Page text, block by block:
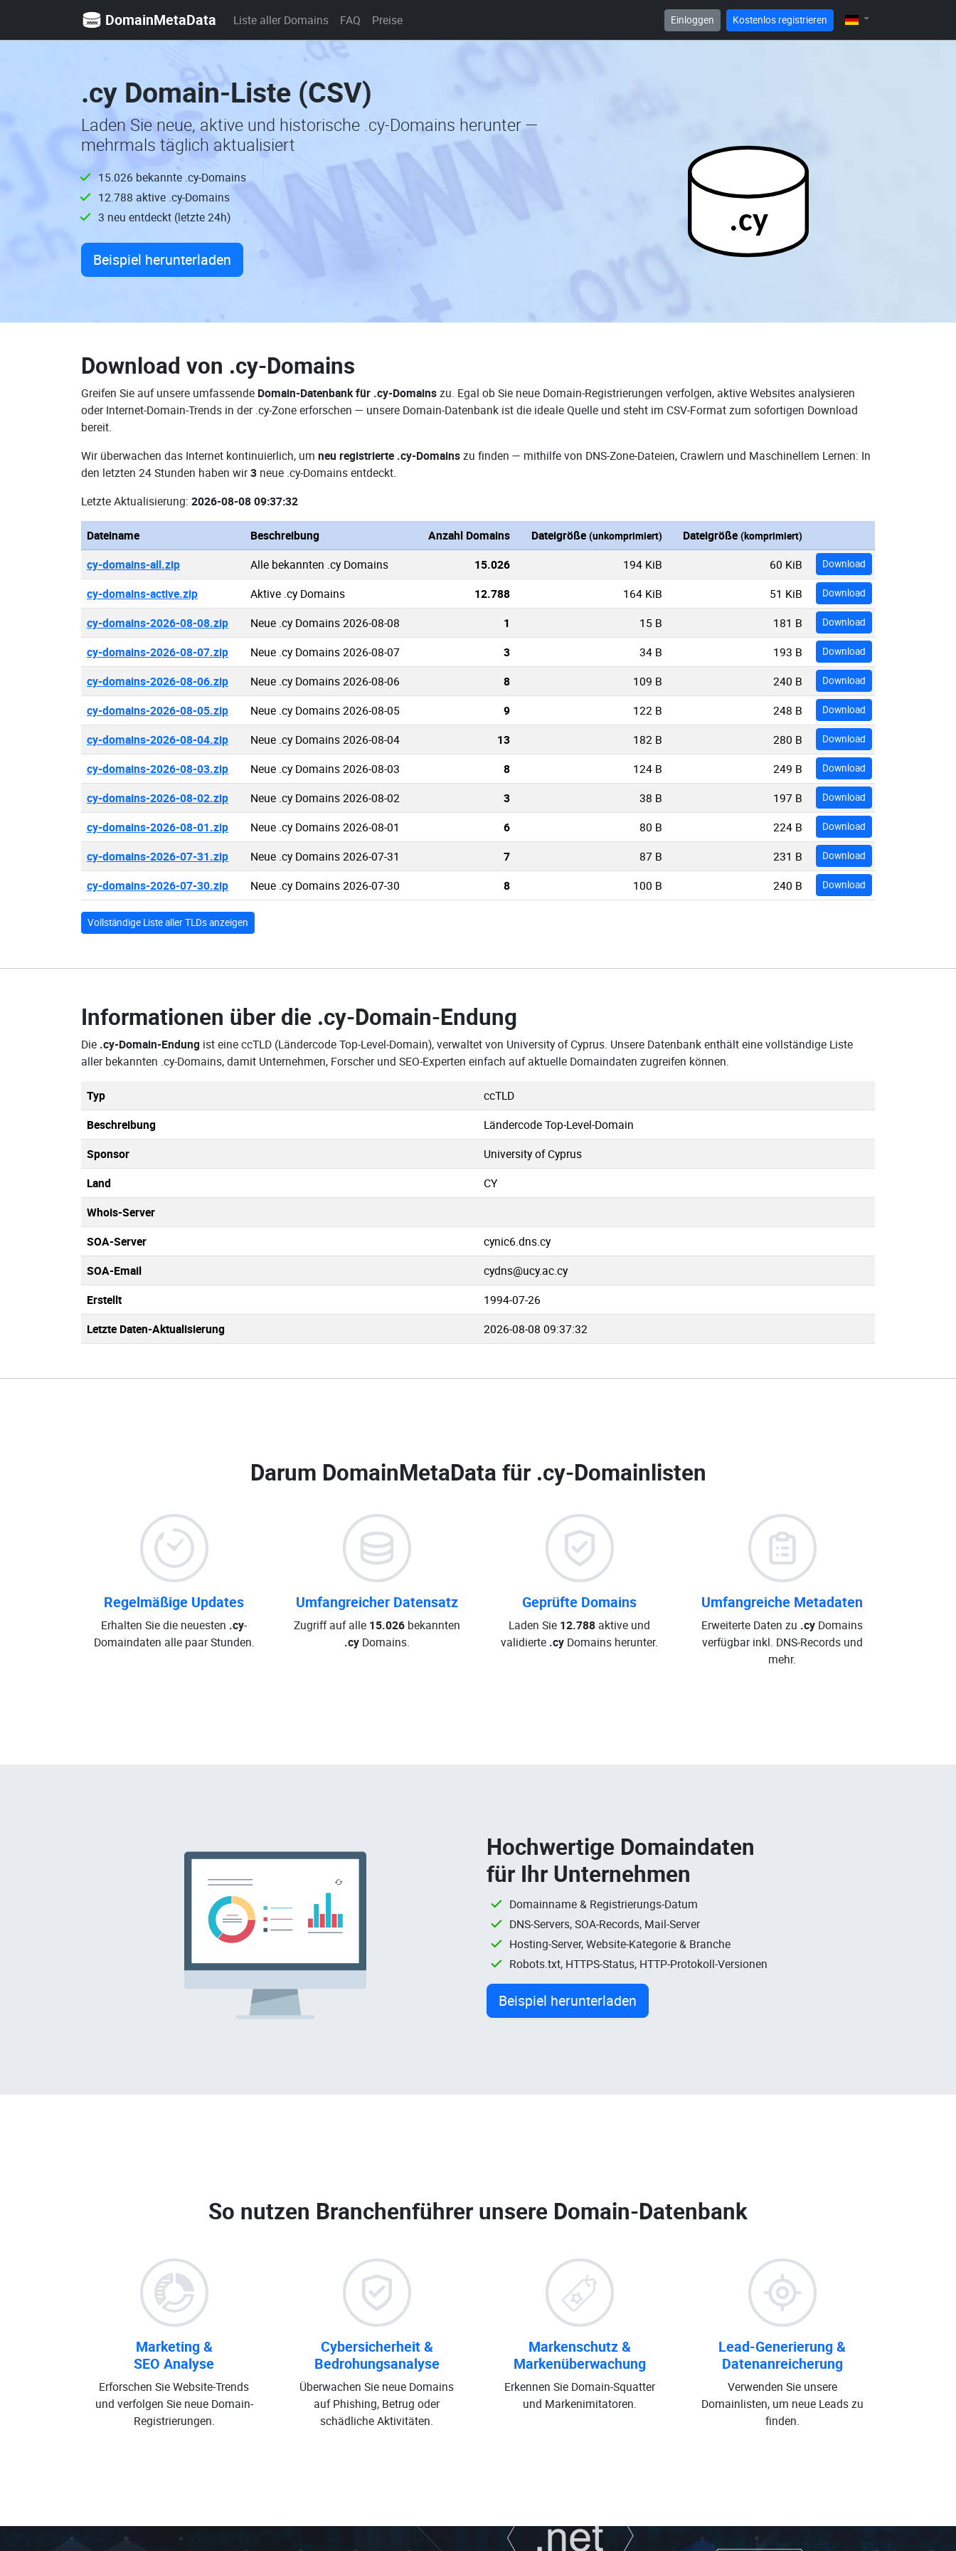
DomainMetaData Liste aller Domains FAQ Preise Einloggen Kostenlos registrieren
.cy Domain-Liste (CSV)
Laden Sie neue, aktive und historische .cy-Domains herunter —
mehrmals täglich aktualisiert
15.026 bekannte .cy-Domains
12.788 aktive .cy-Domains
3 neu entdeckt (letzte 24h)
Beispiel herunterladen
.cy
Download von .cy-Domains
Greifen Sie auf unsere umfassende Domain-Datenbank für .cy-Domainszu. Egal ob Sie neue Domain-Registrierungen verfolgen, aktive Websites analysieren
oder Internet-Domain-Trends in der .cy-Zone erforschen — unsere Domain-Datenbank ist die ideale Quelle und steht im CSV-Format zum sofortigen Download
bereit.
Wir überwachen das Internet kontinuierlich, um neu registrierte .cy-Domainszu finden — mithilfe von DNS-Zone-Dateien, Crawlern und Maschinellem Lernen: In
den letzten 24 Stunden haben wir3 neue .cy-Domains entdeckt.
Letzte Aktualisierung: 2026-08-08 09:37:32
Dateiname Beschreibung Anzahl Domains Dateigröße (unkomprimiert) Dateigröße (komprimiert)
cy-domains-all.zip Alle bekannten .cy Domains 15.026 194 KiB 60 KiB Download
cy-domains-active.zip Aktive .cy Domains 12.788 164 KiB 51 KiB Download
cy-domains-2026-08-08.zip Neue .cy Domains 2026-08-08 1 15 B 181 B Download
cy-domains-2026-08-07.zip Neue .cy Domains 2026-08-07 3 34 B 193 B Download
cy-domains-2026-08-06.zip Neue .cy Domains 2026-08-06 8 109 B 240 B Download
cy-domains-2026-08-05.zip Neue .cy Domains 2026-08-05 9 122 B 248 B Download
cy-domains-2026-08-04.zip Neue .cy Domains 2026-08-04 13 182 B 280 B Download
cy-domains-2026-08-03.zip Neue .cy Domains 2026-08-03 8 124 B 249 B Download
cy-domains-2026-08-02.zip Neue .cy Domains 2026-08-02 3 38 B 197 B Download
cy-domains-2026-08-01.zip Neue .cy Domains 2026-08-01 6 80 B 224 B Download
cy-domains-2026-07-31.zip Neue .cy Domains 2026-07-31 7 87 B 231 B Download
cy-domains-2026-07-30.zip Neue .cy Domains 2026-07-30 8 100 B 240 B Download
Vollständige Liste aller TLDs anzeigen
Informationen über die .cy-Domain-Endung
Die .cy-Domain-Endung ist eine ccTLD (Ländercode Top-Level-Domain), verwaltet von University of Cyprus. Unsere Datenbank enthält eine vollständige Liste
aller bekannten .cy-Domains, damit Unternehmen, Forscher und SEO-Experten einfach auf aktuelle Domaindaten zugreifen können.
Typ
ccTLD
Beschreibung
Ländercode Top-Level-Domain
Sponsor
University of Cyprus
Land
CY
Whois-Server
SOA-Server
cynic6.dns.cy
SOA-Email
cydns@ucy.ac.cy
Erstellt
1994-07-26
Letzte Daten-Aktualisierung
2026-08-08 09:37:32
Darum DomainMetaData für .cy-Domainlisten
Regelmäßige Updates
Erhalten Sie die neuesten .cy-
Domaindaten alle paar Stunden.
Umfangreicher Datensatz
Zugriff auf alle 15.026bekannten
.cyDomains.
Geprüfte Domains
Laden Sie 12.788 aktive und
validierte .cy Domains herunter.
Umfangreiche Metadaten
Erweiterte Daten zu .cy Domains
verfügbar inkl. DNS-Records und
mehr.
Hochwertige Domaindaten
für Ihr Unternehmen
Domainname & Registrierungs-Datum
DNS-Servers, SOA-Records, Mail-Server
Hosting-Server, Website-Kategorie & Branche
Robots.txt, HTTPS-Status, HTTP-Protokoll-Versionen
Beispiel herunterladen
So nutzen Branchenführer unsere Domain-Datenbank
Marketing &
SEO Analyse
Erforschen Sie Website-Trends
und verfolgen Sie neue Domain-
Registrierungen.
Cybersicherheit &
Bedrohungsanalyse
Überwachen Sie neue Domains
auf Phishing, Betrug oder
schädliche Aktivitäten.
Markenschutz &
Markenüberwachung
Erkennen Sie Domain-Squatter
und Markenimitatoren.
Lead-Generierung &
Datenanreicherung
Verwenden Sie unsere
Domainlisten, um neue Leads zu
finden.